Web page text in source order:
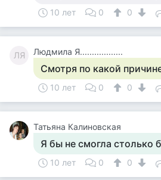
10 лет 0 0
ЛЯ Людмила Я..................
Смотря по какой
10 лет 0 0
Татьяна Калиновская
Я бы не смогла столько
10 лет 0 0